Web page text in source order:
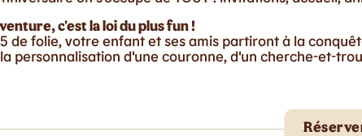
c'est la loi du plus fun !
de folie, votre enfant et ses amis partiront à la
personnalisation d'une couronne, d'un cherche-et-